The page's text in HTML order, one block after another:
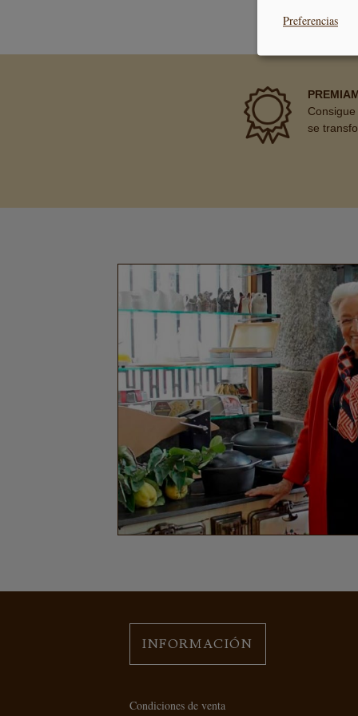
se
INFORMACIÓN
Condiciones de venta
Preferencias